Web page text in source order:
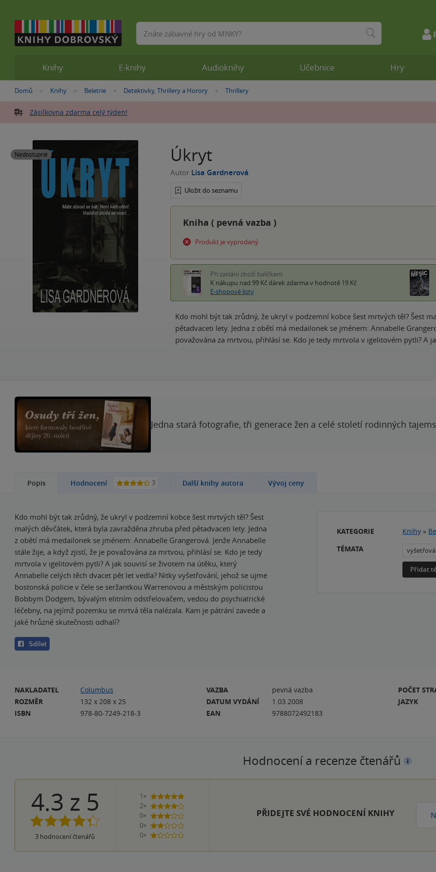
Nacházíte
zde:
Domů »
Knihy »
Beletrie »
Detektivky, Thrillery a Horory »
Thrillery
Zásilkovna zdarma celý týden!
Nedostupné Úkryt
Autor Lisa Gardnerová
Uložit do seznamu
Kniha ( pevná vazba )
Produkt je vyprodaný.
Při zaslání zboží balíčkem
K nákupu nad 99 Kč dárek zdarma v hodnotě 19 Kč
E-shopové listy
Kdo mohl být tak zrůdný, že ukryl v podzemní kobce šest mrtvých těl? Šest
pětadvaceti lety. Jedna z obětí má medailonek se jménem: Annabelle
považována za mrtvou, přihlásí se. Kdo je tedy mrtvola v igelitovém pytli? A
Jedna stará fotografie, tři generace žen a celé století rodinných
Popis Hodnocení 3 Další knihy autora Vývoj ceny
Kdo mohl být tak zrůdný, že ukryl v podzemní kobce šest mrtvých těl? Šest
malých děvčátek, která byla zavražděna zhruba před pětadvaceti lety. Jedna
z obětí má medailonek se jménem: Annabelle Grangerová. Jenže Annabelle
stále žije, a když zjistí, že je považována za mrtvou, přihlásí se. Kdo je tedy
mrtvola v igelitovém pytli? A jak souvisí se životem na útěku, který
Annabelle celých těch dvacet pět let vedla? Nitky vyšetřování, jehož se ujme
bostonská policie v čele se seržantkou Warrenovou a městským policistou
Bobbym Dodgem, bývalým elitním odstřelovačem, vedou do psychiatrické
léčebny, na jejímž pozemku se mrtvá těla nalézala. Kam je pátrání zavede a
jaké hrůzné skutečnosti odhalí?
Sdílet
KATEGORIE Knihy »
TÉMATA
Přidat
NAKLADATEL
Columbus
ROZMĚR
132 x 208 x 25
ISBN
978-80-7249-218-3
VAZBA
pevná vazba
DATUM VYDÁNÍ
1.03.2008
EAN
9788072492183
POČET
JAZYK
Hodnocení a recenze čtenářů
4.3 z 5
3 hodnocení čtenářů
1×
5 hvězdiček
2×
4 hvězdičky
0×
3 hvězdičky
0×
2 hvězdičky
0×
1 hvezdička
PŘIDEJTE SVÉ HODNOCENÍ KNIHY
Knihy E-knihy Audioknihy Učebnice Hry
Vyhledávání